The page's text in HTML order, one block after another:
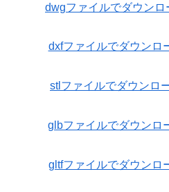
dwgファイルでダウンロ
dxfファイルでダウンロ
stlファイルでダウンロ
glbファイルでダウンロ
gltfファイルでダウンロ